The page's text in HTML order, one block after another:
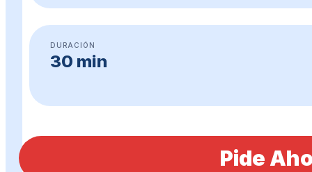
DURACIÓN
30 min
Pide